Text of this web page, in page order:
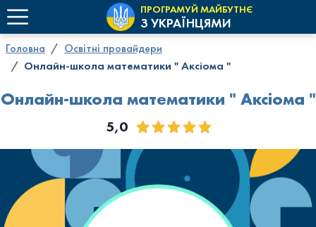
ПРОГРАМУЙ МАЙБУТНЄ
З УКРАЇНЦЯМИ
Головна
Освітні провайдери
Онлайн-школа математики " Аксіома "
Онлайн-школа математики " Аксіома "
5,0